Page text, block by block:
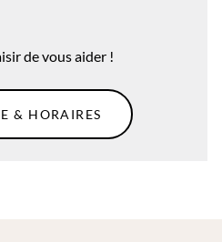
de vous aider !
& HORAIRES